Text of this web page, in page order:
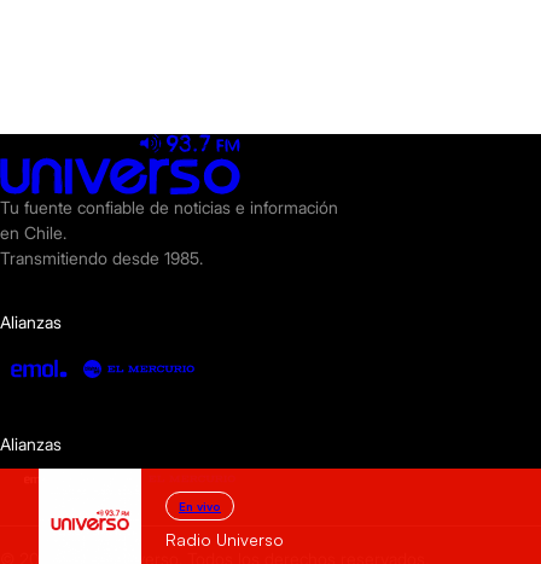
En vivo
Radio Universo
Tu fuente confiable de noticias e información
en Chile.
Transmitiendo desde 1985.
Alianzas
Alianzas